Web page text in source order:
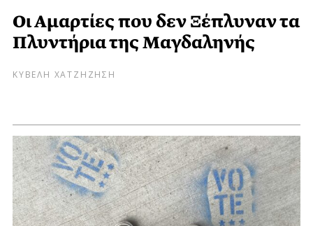
Οι Αμαρτίες που δεν Ξέπλυναν τα
Πλυντήρια της Μαγδαληνής
ΚΥΒΕΛΗ ΧΑΤΖΗΖΗΣΗ